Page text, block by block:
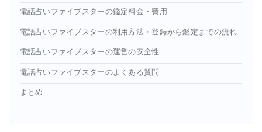
電話占いファイブスターの鑑定料金・費用
電話占いファイブスターの利用方法・登録から鑑定までの流れ
電話占いファイブスターの運営の安全性
電話占いファイブスターのよくある質問
まとめ